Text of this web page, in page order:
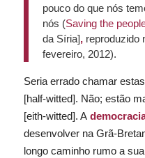
pouco do que nós
nós (Saving the
da Síria], reproduzido
fevereiro, 2012).
Seria errado chamar
[half-witted]. Não; estão
[eith-witted]. A
desenvolver na Grã-
longo caminho rumo a